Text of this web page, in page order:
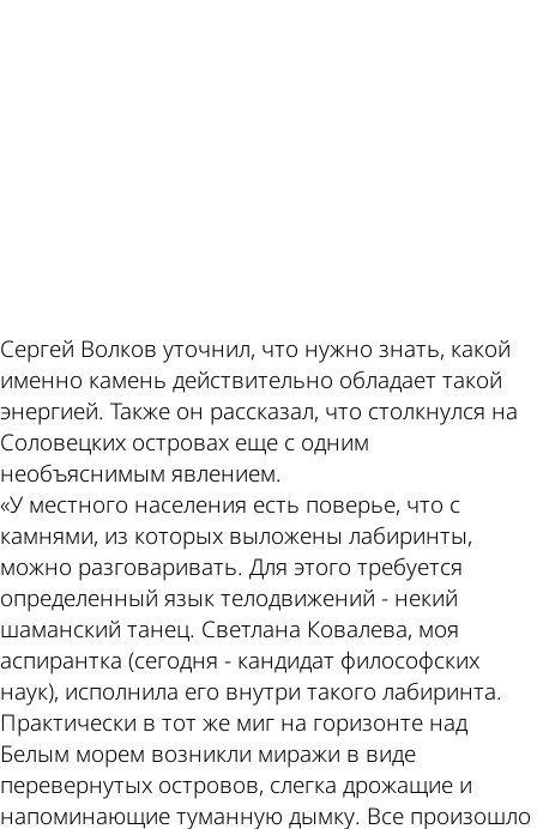
Сергей Волков уточнил, что нужно знать, какой
именно камень действительно обладает такой
энергией. Также он рассказал, что столкнулся на
Соловецких островах еще с одним
необъяснимым явлением.
«У местного населения есть поверье, что с
камнями, из которых выложены лабиринты,
можно разговаривать. Для этого требуется
определенный язык телодвижений - некий
шаманский танец. Светлана Ковалева, моя
аспирантка (сегодня - кандидат философских
наук), исполнила его внутри такого лабиринта.
Практически в тот же миг на горизонте над
Белым морем возникли миражи в виде
перевернутых островов, слегка дрожащие и
напоминающие туманную дымку. Все произошло